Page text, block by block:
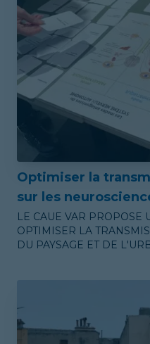
Optimiser la
sur les
LE CAUE VAR PROPOSE
OPTIMISER LA
DU PAYSAGE ET DE